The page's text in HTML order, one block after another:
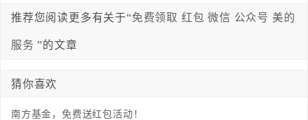
推荐您阅读更多有关于“免费领取 红包 微信 公众号 美的
服务 ”的文章
猜你喜欢
南方基金，免费送红包活动！